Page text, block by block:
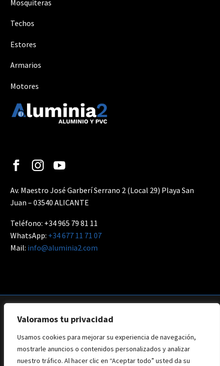
Valoramos tu privacidad
Usamos cookies para mejorar su experiencia de navegación,
mostrarle anuncios o contenidos personalizados y analizar
nuestro tráfico. Al hacer clic en “Aceptar todo” usted da su
Mosquiteras
Techos
Estores
Armarios
Motores
Av. Maestro José Garberí Serrano 2 (Local 29) Playa San
Juan – 03540 ALICANTE
Teléfono: +34 965 79 81 11
WhatsApp: +34 677 11 71 07
Mail: info@aluminia2.com
Aviso Legal Privacidad
Política de Cookies
Web: Branding Creative